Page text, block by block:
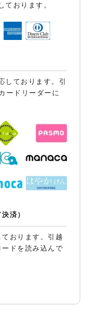
ております。
しております。引
ードリーダーに
済）
おります。引越
ドを読み込んで